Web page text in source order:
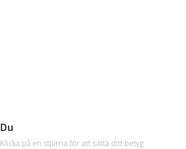
Du
Klicka på en stjärna för att sätta ditt betyg